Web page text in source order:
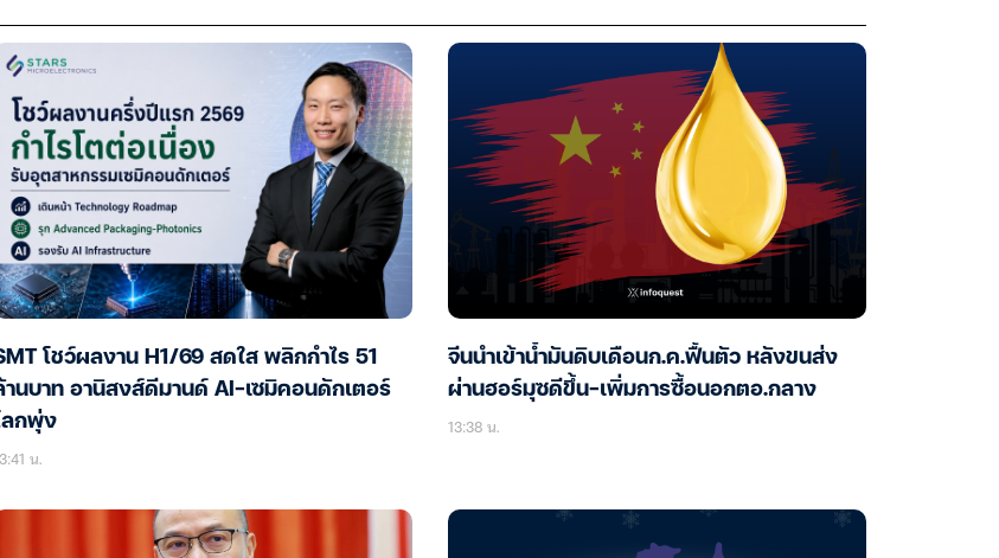
โชว์ผลงาน H1/69 สดใส พลิกกำไร 51
านบาท อานิสงส์ดีมานด์ AI-เซมิคอนดักเตอร์
ลกพุ่ง
น.
จีนนำเข้าน้ำมันดิบเดือนก.ค.ฟื้นตัว หลังขนส่ง
ผ่านฮอร์มุซดีขึ้น-เพิ่มการซื้อนอกตอ.กลาง
13:38 น.